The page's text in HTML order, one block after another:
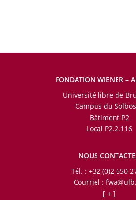
FONDATION WIENER –
Université libre de
Campus du
Bâtiment P2
Local P2.2.116
NOUS
Tél. : +32 (0)2 650
Courriel :
[ + ]